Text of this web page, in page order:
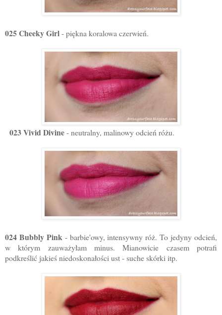
025 Cheeky Girl- piękna koralowa czerwień.
023 Vivid Divine- neutralny, malinowy odcień różu.
024 Bubbly Pink - barbie'owy, intensywny róż. To jedyny odcień,
w którym zauważyłam minus. Mianowicie czasem potrafi
podkreślić jakieś niedoskonałości ust - suche skórki itp.